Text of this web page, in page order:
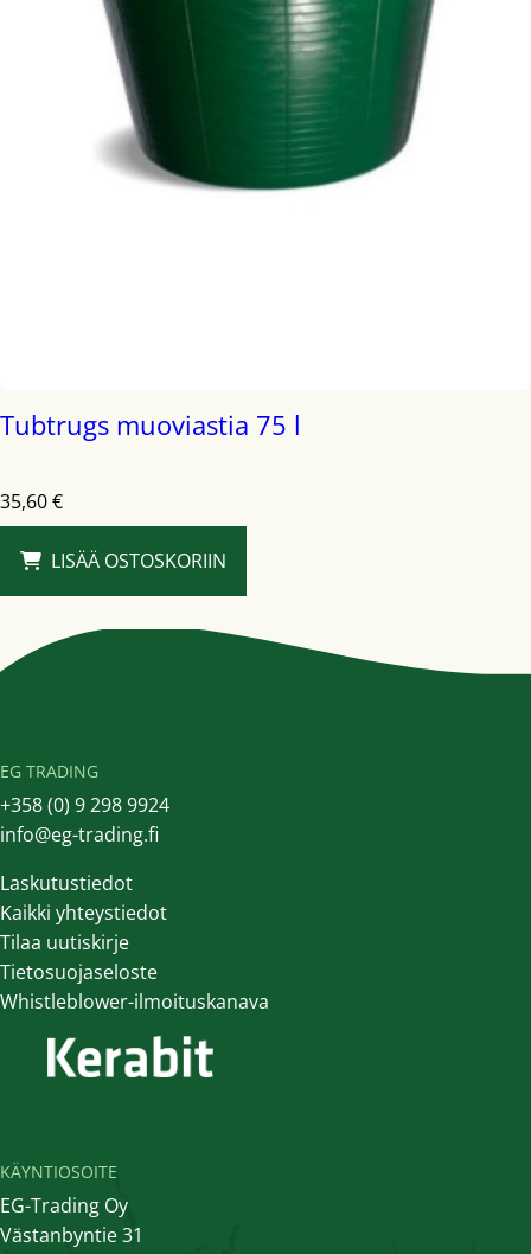
Tubtrugs muoviastia 75 l
35,60€
LISÄÄ OSTOSKORIIN
EG TRADING
+358 (0) 9 298 9924
info@eg-trading.fi
Laskutustiedot
Kaikki yhteystiedot
Tilaa uutiskirje
Tietosuojaseloste
Whistleblower-ilmoituskanava
KÄYNTIOSOITE
EG-Trading Oy
Västanbyntie 31